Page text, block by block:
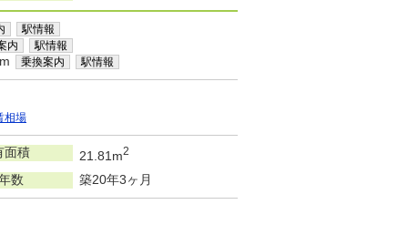
駅情報
内 駅情報
乗換案内 駅情報
相場
面積 21.81m2
数 築20年3ヶ月